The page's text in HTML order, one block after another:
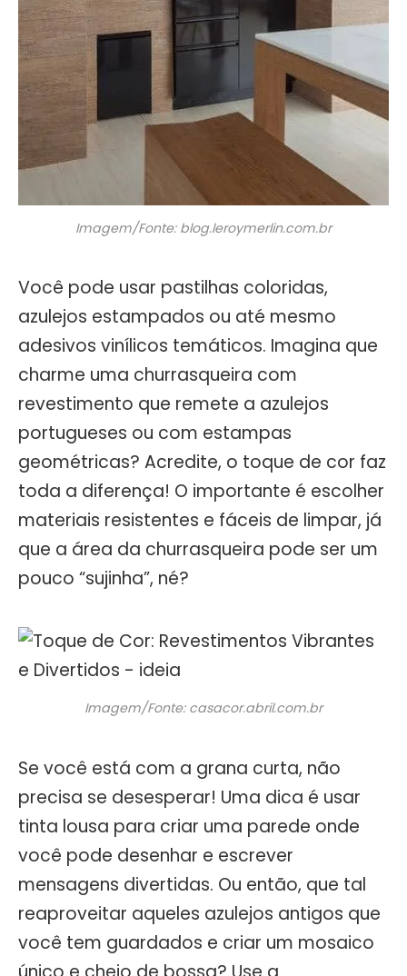
Imagem/Fonte: blog.leroymerlin.com.br
Você pode usar pastilhas coloridas,
azulejos estampados ou até mesmo
adesivos vinílicos temáticos. Imagina que
charme uma churrasqueira com
revestimento que remete a azulejos
portugueses ou com estampas
geométricas? Acredite, o toque de cor faz
toda a diferença! O importante é escolher
materiais resistentes e fáceis de limpar, já
que a área da churrasqueira pode ser um
pouco “sujinha”, né?
Imagem/Fonte: casacor.abril.com.br
Se você está com a grana curta, não
precisa se desesperar! Uma dica é usar
tinta lousa para criar uma parede onde
você pode desenhar e escrever
mensagens divertidas. Ou então, que tal
reaproveitar aqueles azulejos antigos que
você tem guardados e criar um mosaico